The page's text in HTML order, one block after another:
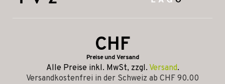
CHF
Preise und Versand
Alle Preise inkl. MwSt, zzgl. Versand.
Versandkostenfrei in der Schweiz ab CHF 90.00